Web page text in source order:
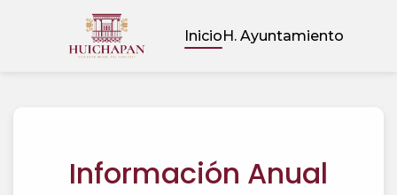
InicioH. Ayuntamiento
Información Anual